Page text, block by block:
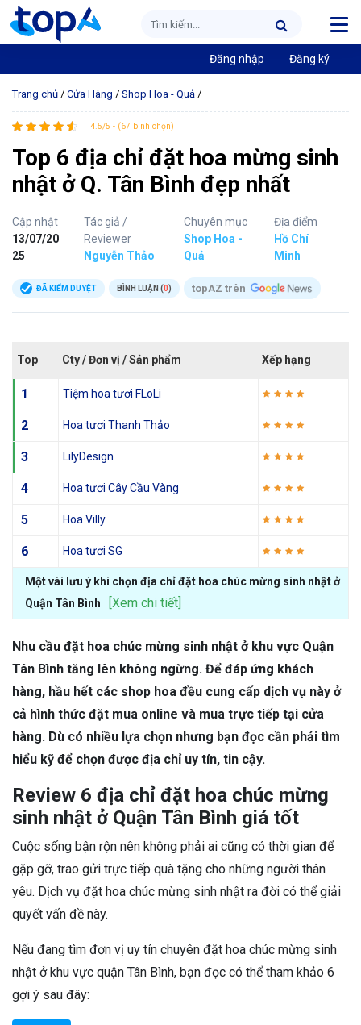
Đăng nhập Đăng ký
Trang chủ / Cửa Hàng / Shop Hoa - Quả /
4.5/5 - (67 bình chọn)
Top 6 địa chỉ đặt hoa mừng sinh
nhật ở Q. Tân Bình đẹp nhất
Cập nhật
13/07/20
25
Tác giả /
Reviewer
Nguyễn Thảo
Chuyên mục
Shop Hoa -
Quả
Địa điểm
Hồ Chí
Minh
ĐÃ KIỂM DUYỆT BÌNH LUẬN (0) topAZ trên
Top Cty / Đơn vị / Sản phẩm Xếp hạng
1 Tiệm hoa tươi FLoLi
2 Hoa tươi Thanh Thảo
3 LilyDesign
4 Hoa tươi Cây Cầu Vàng
5 Hoa Villy
6 Hoa tươi SG
Một vài lưu ý khi chọn địa chỉ đặt hoa chúc mừng sinh nhật ở
Quận Tân Bình
[Xem chi tiết]
Nhu cầu đặt hoa chúc mừng sinh nhật ở khu vực Quận
Tân Bình tăng lên không ngừng. Để đáp ứng khách
hàng, hầu hết các shop hoa đều cung cấp dịch vụ này ở
cả hình thức đặt mua online và mua trực tiếp tại cửa
hàng. Dù có nhiều lựa chọn nhưng bạn đọc cần phải tìm
hiểu kỹ để chọn được địa chỉ uy tín, tin cậy.
Review 6 địa chỉ đặt hoa chúc mừng
sinh nhật ở Quận Tân Bình giá tốt
Cuộc sống bận rộn nên không phải ai cũng có thời gian để
gặp gỡ, trao gửi trực tiếp quà tặng cho những người thân
yêu. Dịch vụ đặt hoa chúc mừng sinh nhật ra đời có thể giải
quyết vấn đề này.
Nếu đang tìm đơn vị uy tín chuyên đặt hoa chúc mừng sinh
nhật ở khu vực quận Tân Bình, bạn đọc có thể tham khảo 6
gợi ý sau đây: